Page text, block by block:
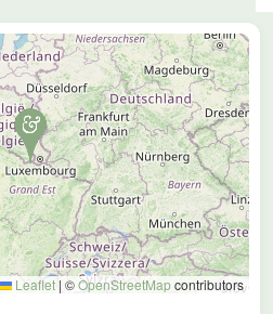
Leaflet | ©OpenStreetMap contributors